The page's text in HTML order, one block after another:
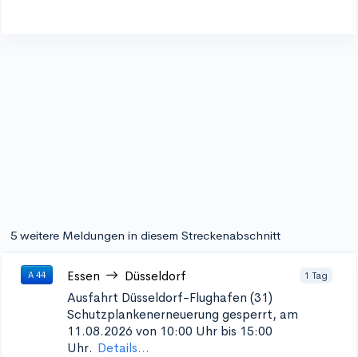
5 weitere Meldungen in diesem Streckenabschnitt
A 44 Essen Düsseldorf 1 Tag
Ausfahrt Düsseldorf-Flughafen (31)
Schutzplankenerneuerung gesperrt, am
11.08.2026 von 10:00 Uhr bis 15:00
Uhr. Details...